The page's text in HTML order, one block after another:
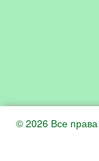
© 2026 Все